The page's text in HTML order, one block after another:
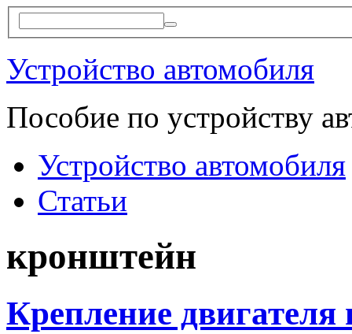
Устройство автомобиля
Пособие по устройству
Устройство автомобиля
Статьи
кронштейн
Крепление